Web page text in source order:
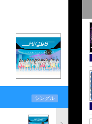
シングル